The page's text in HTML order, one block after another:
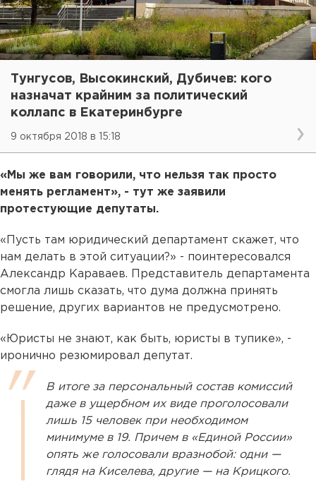
Тунгусов, Высокинский, Дубичев: кого
назначат крайним за политический
коллапс в Екатеринбурге
9 октября 2018 в 15:18
«Мы же вам говорили, что нельзя так просто
менять регламент», - тут же заявили
протестующие депутаты.
«Пусть там юридический департамент скажет, что
нам делать в этой ситуации?» - поинтересовался
Александр Караваев. Представитель департамента
смогла лишь сказать, что дума должна принять
решение, других вариантов не предусмотрено.
«Юристы не знают, как быть, юристы в тупике», -
иронично резюмировал депутат.
В итоге за персональный состав комиссий
даже в ущербном их виде проголосовали
лишь 15 человек при необходимом
минимуме в 19. Причем в «Единой России»
опять же голосовали вразнобой: одни —
глядя на Киселева, другие — на Крицкого.